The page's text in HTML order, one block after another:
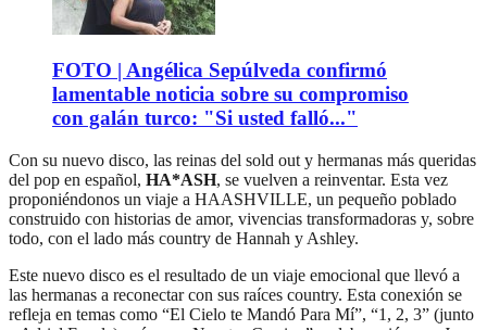
FOTO | Angélica Sepúlveda confirmó
lamentable noticia sobre su compromiso
con galán turco: "Si usted falló..."
Con su nuevo disco, las reinas del sold out y hermanas más queridas
del pop en español, HA*ASH, se vuelven a reinventar. Esta vez
proponiéndonos un viaje a HAASHVILLE, un pequeño poblado
construido con historias de amor, vivencias transformadoras y, sobre
todo, con el lado más country de Hannah y Ashley.
Este nuevo disco es el resultado de un viaje emocional que llevó a
las hermanas a reconectar con sus raíces country. Esta conexión se
refleja en temas como “El Cielo te Mandó Para Mí”, “1, 2, 3” (junto